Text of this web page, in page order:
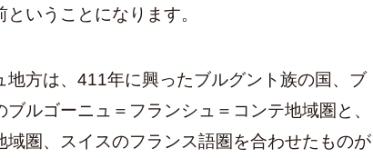
いうことになります。
地方は、411年に興ったブルグント族の国、ブ
ルゴーニュ＝フランシュ＝コンテ地域圏と、
圏、スイスのフランス語圏を合わせたものが